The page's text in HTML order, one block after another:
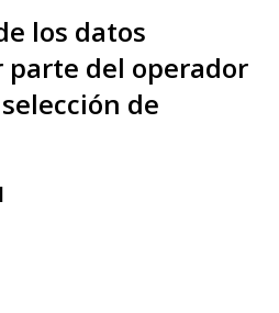
los datos
parte del operador
de